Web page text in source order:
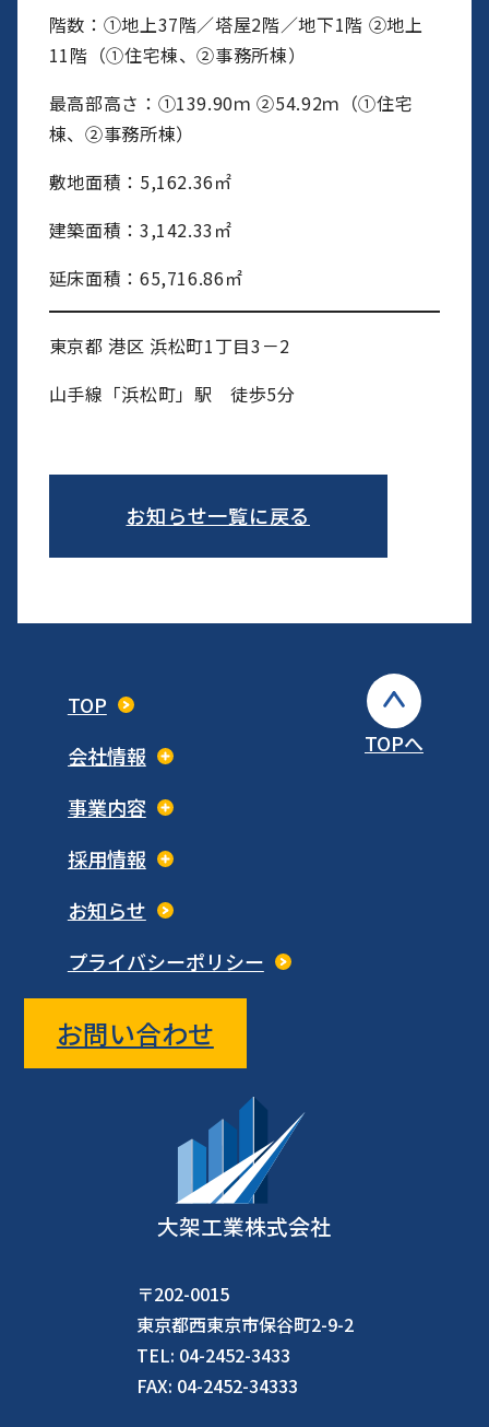
階数：①地上37階／塔屋2階／地下1階 ②地上
11階（①住宅棟、②事務所棟）
最高部高さ：①139.90ｍ ②54.92ｍ（①住宅
棟、②事務所棟）
敷地面積：5,162.36㎡
建築面積：3,142.33㎡
延床面積：65,716.86㎡
東京都 港区 浜松町1丁目3－2
山手線「浜松町」駅 徒歩5分
お知らせ一覧に戻る
大架工業株式会社
〒202-0015
東京都西東京市保谷町2-9-2
TEL: 04-2452-3433
FAX: 04-2452-34333
TOP
会社情報
事業内容
採用情報
お知らせ
プライバシーポリシー
お問い合わせ
TOPへ